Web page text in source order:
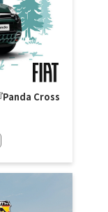
Panda Cross